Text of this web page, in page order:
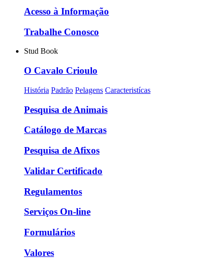
Acesso à Informação
Trabalhe Conosco
Stud Book
O Cavalo Crioulo
História Padrão Pelagens Caracteristícas
Pesquisa de Animais
Catálogo de Marcas
Pesquisa de Afixos
Validar Certificado
Regulamentos
Serviços On-line
Formulários
Valores